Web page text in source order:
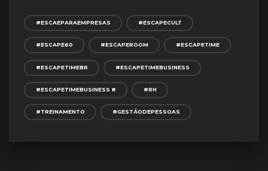
#ESCAEPARAEMPRESAS #ESCAPECULT
#ESCAPE60 #ESCAPEROOM #ESCAPETIME
#ESCAPETIMEBR #ESCAPETIMEBUSINESS
#ESCAPETIMEBUSINESS # #RH
#TREINAMENTO #GESTÃODEPESSOAS